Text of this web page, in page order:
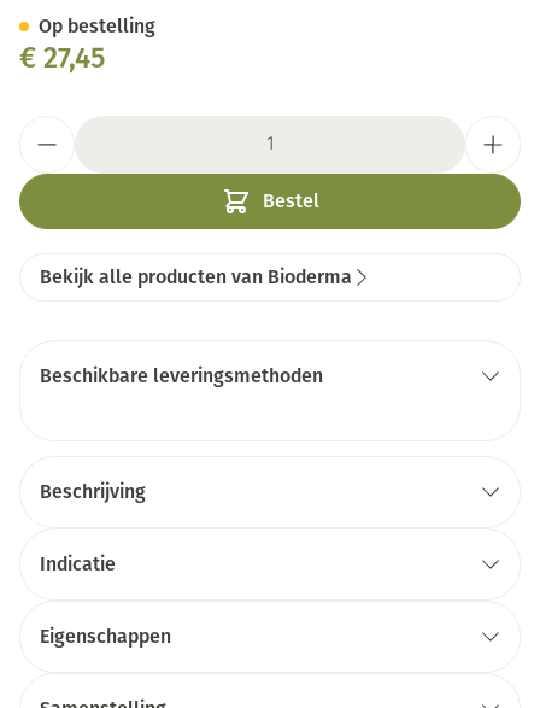
€ 27,45
Bestel
Op bestelling
Bekijk alle producten van Bioderma
Beschikbare leveringsmethoden
Beschrijving
Indicatie
Eigenschappen